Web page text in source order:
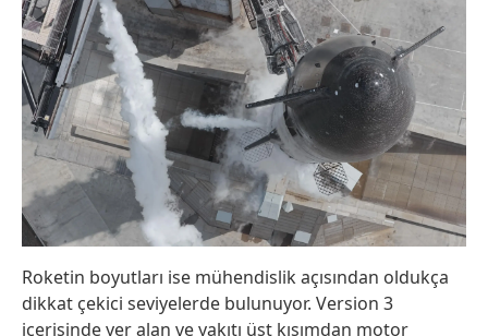
Roketin boyutları ise mühendislik açısından oldukça
dikkat çekici seviyelerde bulunuyor. Version 3
içerisinde yer alan ve yakıtı üst kısımdan motor